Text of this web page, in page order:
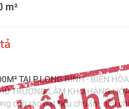
m²
TẠI P.LONG BÌNH - BIÊN
TRƯƠNG LÀM KHO HÀNG
cao ráo đạt tiêu chuẩn , nền